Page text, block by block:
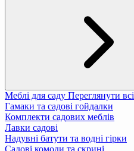
Меблі для саду Переглянути всі
Гамаки та садові гойдалки
Комплекти садових меблів
Лавки садові
Надувні батути та водні гірки
Садові комоди та скрині